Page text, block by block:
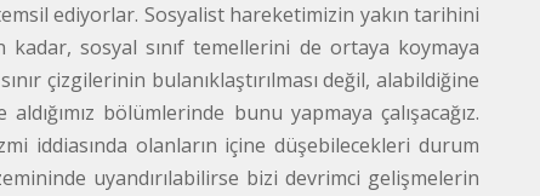
ediyorlar. Sosyalist hareketimizin yakın tarihini
sosyal sınıf temellerini de ortaya koymaya
çizgilerinin bulanıklaştırılması değil, alabildiğine
bölümlerinde bunu yapmaya çalışacağız.
iddiasında olanların içine düşebilecekleri durum
uyandırılabilirse bizi devrimci gelişmelerin